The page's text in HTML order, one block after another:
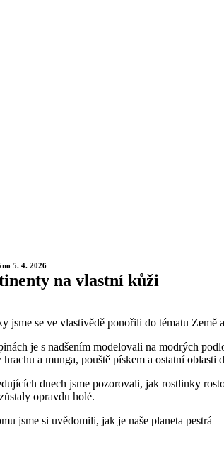
5. 4. 2026
na vlastní kůži
jsme se ve vlastivědě ponořili do tématu
je s nadšením modelovali na modrých
hrachu a munga, pouště pískem a ostatní
dnech jsme pozorovali, jak rostlinky
opravdu holé.
jsme si uvědomili, jak je naše planeta pestrá